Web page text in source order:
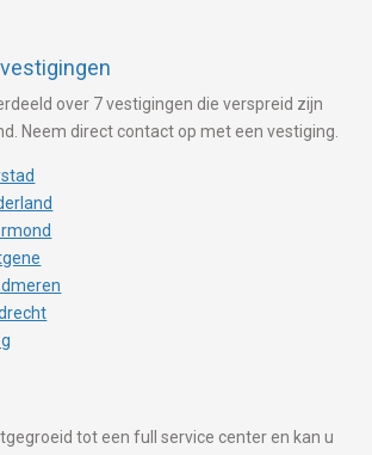
over 7 vestigingen die verspreid zijn
Neem direct contact op met een vestiging.
tot een full service center en kan u